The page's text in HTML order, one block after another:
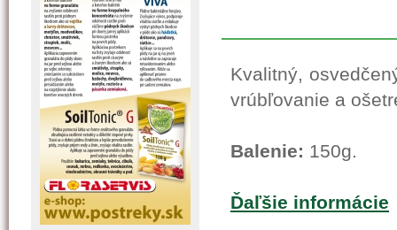
Kvalitný,
vrúbľovanie a
Balenie: 150g.
Ďaľšie informácie